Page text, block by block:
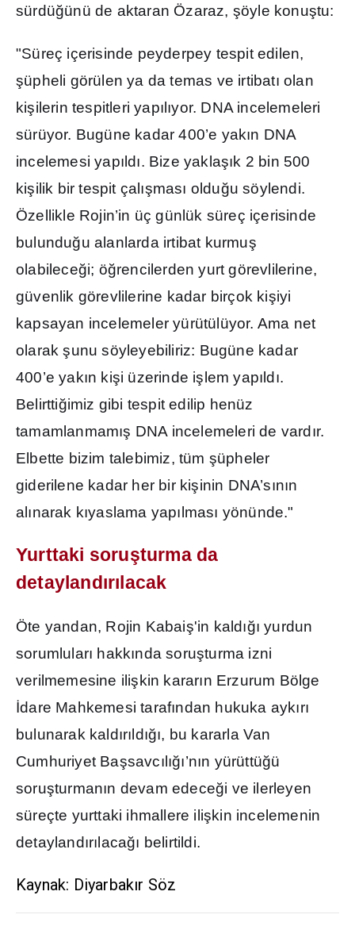
sürdüğünü de aktaran Özaraz, şöyle konuştu:
"Süreç içerisinde peyderpey tespit edilen,
şüpheli görülen ya da temas ve irtibatı olan
kişilerin tespitleri yapı ıyor. DNA incelemeleri
sürüyor. Bugüne kadar 400’e yakın DNA
incelemesi yapı ldı. Bize yaklaşık 2 bin 500
kişilik bir tespit çal ışması olduğu söylendi.
Özellikle Rojin’in üç günlük süreç içerisinde
bulunduğu alanlarda irtibat kurmuş
olabileceği; öğrencilerden yurt görevlilerine,
güvenlik görevlilerine kadar birçok kişiyi
kapsayan incelemeler yürütülüyor. Ama net
olarakşunu söyleyebiliriz: Bugüne kadar
400’e yakın kişi üzerinde iş lem yapı ld ı.
Belirttiğimiz gibi tespit edilip henüz
tamamlanmamış DNA incelemeleri de vard ır.
Elbette bizim talebimiz, tüm şüpheler
giderilene kadar her bir kişinin DNA’sının
al ınarak kıyaslama yapı lması yönünde."
Yurttaki soruşturma da
detaylandırı lacak
Öte yandan, Rojin Kabaiş'in kaldığı yurdun
sorumluları hakkında soruşturma izni
verilmemesine iliş kin kararın Erzurum Bölge
İdare Mahkemesi tarafından hukuka aykırı
bulunarak kaldırı ldığı, bu kararla Van
Cumhuriyet Başsavcı ığı’nın yürüttüğü
soruşturmanın devam edeceği ve ilerleyen
süreçte yurttaki ihmallere ilişkin incelemenin
detaylandırı lacağı belirtildi.
Kaynak: Diyarbakır Söz